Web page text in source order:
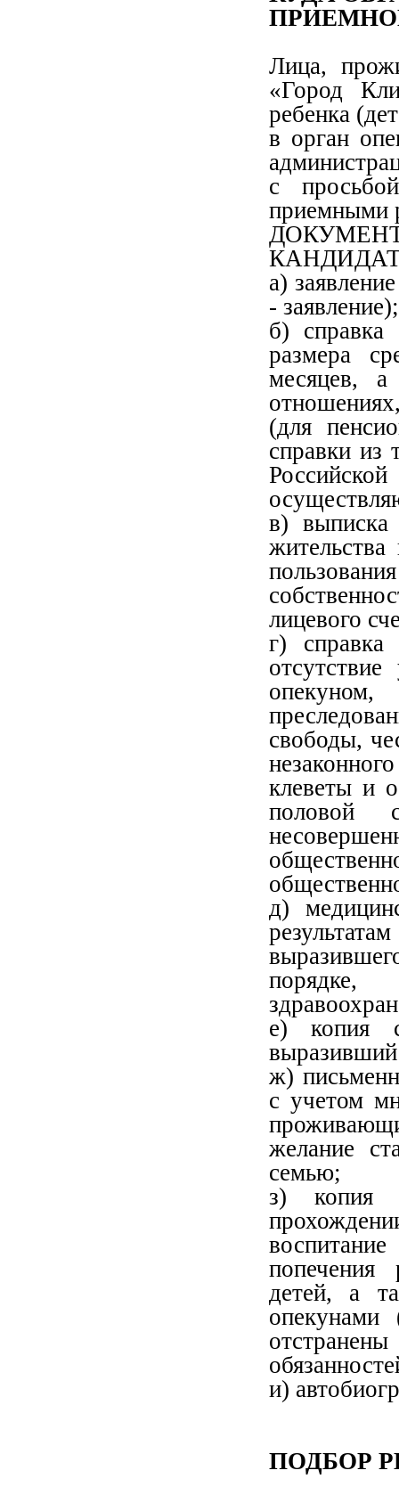
Лица,
«Город
ребенка
в орган
с
приемными
а)
- заявление);
б)
размера
месяцев,
(для
справки из
в) выписка
лицевого
г) справка
свободы,
клеветы и
половой
д)
е) копия
выразивший
ж)
с учетом
желание
семью;
з) копия
попечения
детей, а
и)
ПОДБОР